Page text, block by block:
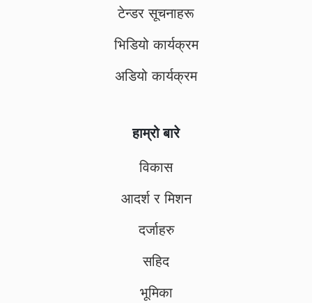
टेन्डर सूचनाहरू
भिडियो कार्यक्रम
अडियो कार्यक्रम
हाम्रो बारे
विकास
आदर्श र मिशन
दर्जाहरु
सहिद
भूमिका